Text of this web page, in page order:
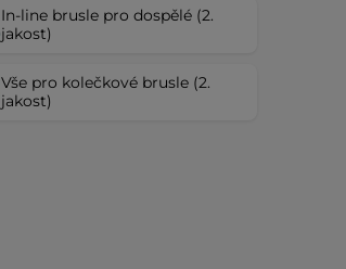
In-line brusle pro dospělé (2.
jakost)
Vše pro kolečkové brusle (2.
jakost)